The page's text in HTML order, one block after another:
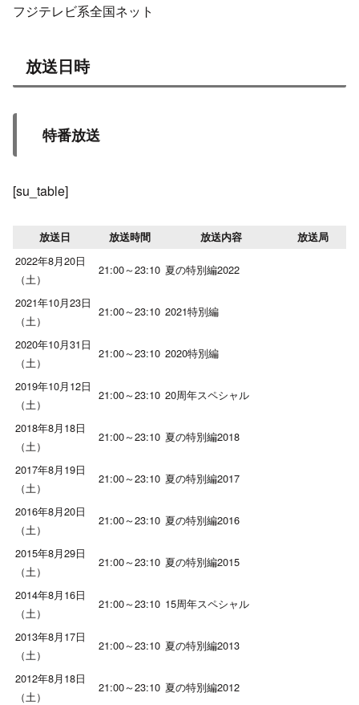
フジテレビ系全国ネット
放送日時
特番放送
[su_table]
放送日 放送時間 放送内容 放送局
2022年8月20日
（土）
21:00～23:10 夏の特別編2022
2021年10月23日
（土）
21:00～23:10 2021特別編
2020年10月31日
（土）
21:00～23:10 2020特別編
2019年10月12日
（土）
21:00～23:10 20周年スペシャル
2018年8月18日
（土）
21:00～23:10 夏の特別編2018
2017年8月19日
（土）
21:00～23:10 夏の特別編2017
2016年8月20日
（土）
21:00～23:10 夏の特別編2016
2015年8月29日
（土）
21:00～23:10 夏の特別編2015
2014年8月16日
（土）
21:00～23:10 15周年スペシャル
2013年8月17日
（土）
21:00～23:10 夏の特別編2013
2012年8月18日
（土）
21:00～23:10 夏の特別編2012